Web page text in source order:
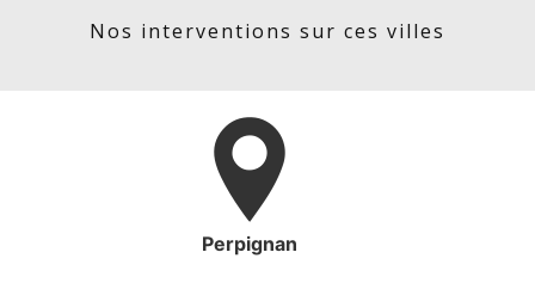
Nos interventions sur ces villes
Perpignan